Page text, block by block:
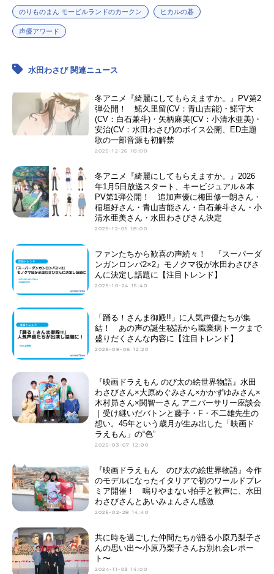
のりものまん モービルランドのカークン ヒカルの碁
声優アワード
水田わさび 関連ニュース
冬アニメ『綺麗にしてもらえますか。』PV第2
弾公開！ 鰙久里留(CV：青山吉能)・鰙守大
(CV：白石兼斗)・矢柄麻美(CV：小清水亜美)・
安治(CV：水田わさび)のボイス公開、ED主題
歌の一部音源も初解禁
2025-12-26 18:00
冬アニメ『綺麗にしてもらえますか。』2026
年1月5日放送スタート、キービジュアル＆本
PV第1弾公開！ 追加声優に梅田修一朗さん・
稲垣好さん・青山吉能さん・白石兼斗さん・小
清水亜美さん・水田わさびさん決定
2025-12-05 18:00
ファンたちから歓喜の声続々！ 『スーパーダ
ンガンロンパ2×2』モノクマ役が水田わさびさ
んに決定し話題に【注目トレンド】
2025-10-24 15:40
「踊る！さんま御殿!!」に人気声優たちが集
結！ あの声の誕生秘話から職業病トークまで
盛りだくさんな内容に【注目トレンド】
2025-08-06 12:20
『映画ドラえもん のび太の絵世界物語』水田
わさびさん×大原めぐみさん×かかずゆみさん×
木村昴さん×関智一さん アニバーサリー座談会
｜受け継いだバトンと藤子・F・不二雄先生の
想い。45年という歳月が生み出した「映画ド
ラえもん」の“色”
2025-03-07 12:00
『映画ドラえもん のび太の絵世界物語』今作
のモデルになったイタリアで初のワールドプレ
ミア開催！ 鳴りやまない拍手と歓声に、水田
わさびさんとあいみょんさん感激
2025-02-28 14:40
共に時を過ごした仲間たちが語る小原乃梨子さ
んの思い出〜小原乃梨子さんお別れ会レポー
ト〜
2024-11-03 14:00